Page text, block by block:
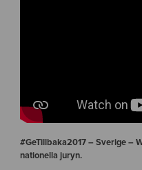
#GeTillbaka2017 – Sverige –
nationella juryn.